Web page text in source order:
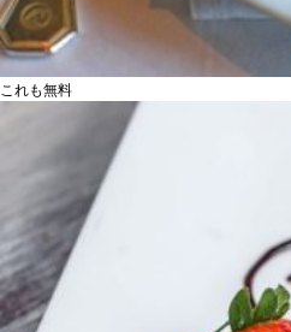
これも無料